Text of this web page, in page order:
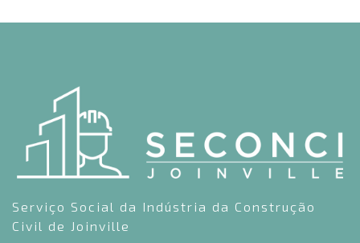
Serviço Social da Indústria da Construção
Civil de Joinville